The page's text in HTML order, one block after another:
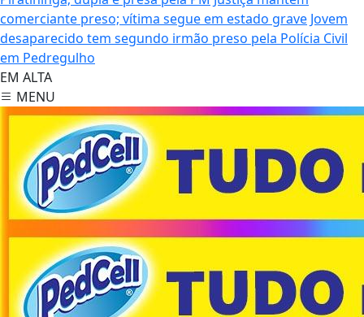
comerciante preso; vítima segue em estado grave Jovem
desaparecido tem segundo irmão preso pela Polícia Civil
em Pedregulho
EM ALTA
MENU